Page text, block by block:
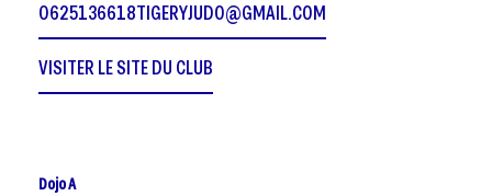
0625136618TIGERYJUDO@GMAIL.COM
VISITER LE SITE DU CLUB
Dojo A